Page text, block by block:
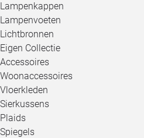
Lampenkappen
Lampenvoeten
Lichtbronnen
Eigen Collectie
Accessoires
Woonaccessoires
Vloerkleden
Sierkussens
Plaids
Spiegels